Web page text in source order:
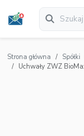
Strona główna Spółki
Uchwały ZWZ